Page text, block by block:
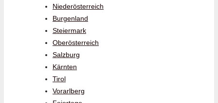
Niederösterreich
Burgenland
Steiermark
Oberösterreich
Salzburg
Kärnten
Tirol
Vorarlberg